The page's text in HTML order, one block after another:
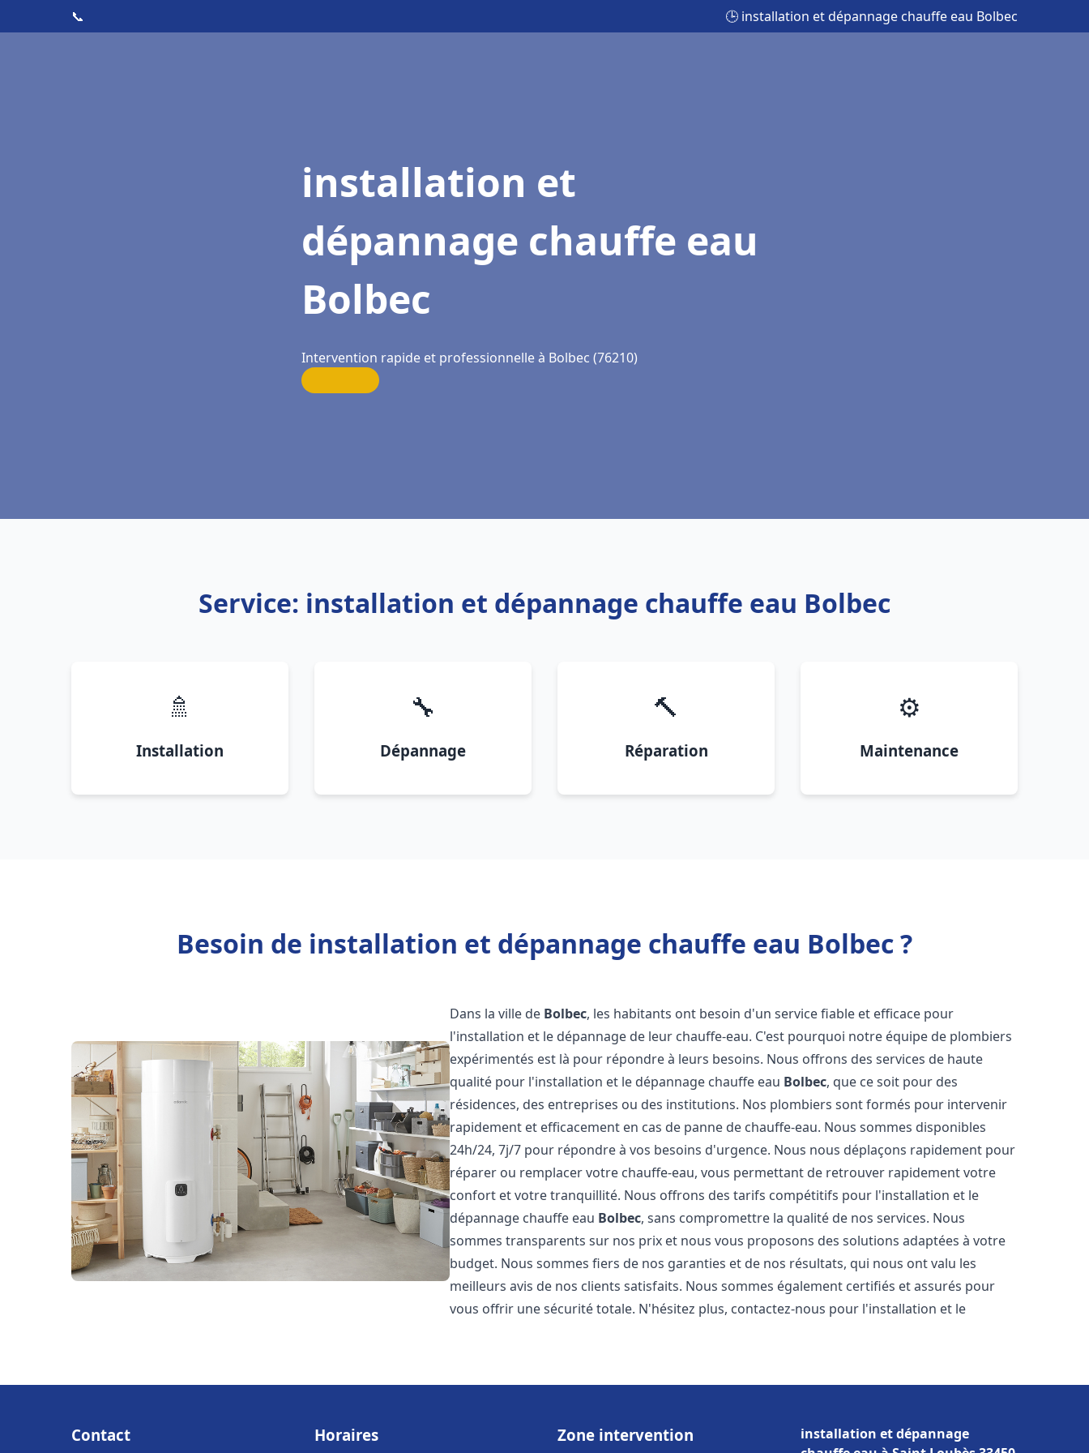
📞 🕒 installation et dépannage chauffe eau Bolbec
installation et
dépannage chauffe eau
Bolbec
Intervention rapide et professionnelle à Bolbec (76210)
Service: installation et dépannage chauffe eau Bolbec
🚿
Installation
🔧
Dépannage
🔨
Réparation
⚙️
Maintenance
Besoin de installation et dépannage chauffe eau Bolbec ?
Dans la ville de Bolbec, les habitants ont besoin d'un service fiable et efficace pour
l'installation et le dépannage de leur chauffe-eau. C'est pourquoi notre équipe de plombiers
expérimentés est là pour répondre à leurs besoins. Nous offrons des services de haute
qualité pour l'installation et le dépannage chauffe eau Bolbec, que ce soit pour des
résidences, des entreprises ou des institutions. Nos plombiers sont formés pour intervenir
rapidement et efficacement en cas de panne de chauffe-eau. Nous sommes disponibles
24h/24, 7j/7 pour répondre à vos besoins d'urgence. Nous nous déplaçons rapidement pour
réparer ou remplacer votre chauffe-eau, vous permettant de retrouver rapidement votre
confort et votre tranquillité. Nous offrons des tarifs compétitifs pour l'installation et le
dépannage chauffe eau Bolbec, sans compromettre la qualité de nos services. Nous
sommes transparents sur nos prix et nous vous proposons des solutions adaptées à votre
budget. Nous sommes fiers de nos garanties et de nos résultats, qui nous ont valu les
meilleurs avis de nos clients satisfaits. Nous sommes également certifiés et assurés pour
vous offrir une sécurité totale. N'hésitez plus, contactez-nous pour l'installation et le
Contact Horaires Zone intervention
installation et dépannage